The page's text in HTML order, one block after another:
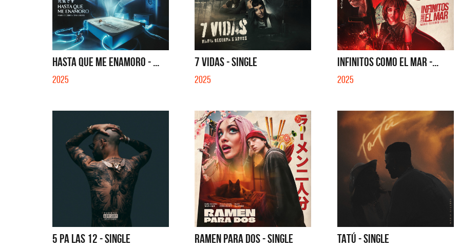
HASTA QUE ME ENAMORO - ...
2025
7 VIDAS - SINGLE
2025
INFINITOS COMO EL MAR -...
2025
5 PA LAS 12 - SINGLE RAMEN PARA DOS - SINGLE TATÚ - SINGLE
La Muela y Sus Amigos
QUE NO SE MUELA LA MUELA - SINGLE
Ángela Leiva
HOMENAJE A GILDA (EN VIVO) - SINGLE
Caramelito en Barra (Cecilia
CARAMELITO EN BARRA